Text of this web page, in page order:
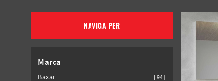
NAVIGA PER
Marca
Baxar 94